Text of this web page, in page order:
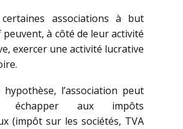
associations à but
à côté de leur activité
exercer une activité lucrative
l’association peut
échapper aux impôts
(impôt sur les sociétés, TVA